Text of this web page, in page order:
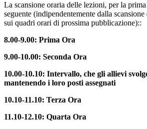
La scansione oraria delle lezioni, per la prima
seguente (indipendentemente dalla
sui quadri orari di prossima pubblicazione)::
8.00-9.00: Prima Ora
9.00-10.00: Seconda Ora
10.00-10.10: Intervallo, che gli allievi
mantenendo i loro posti assegnati
10.10-11.10: Terza Ora
11.10-12.10: Quarta Ora